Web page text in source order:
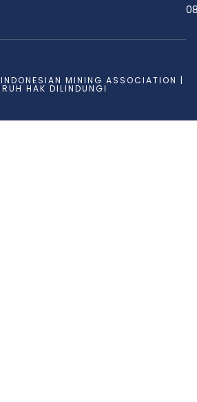
MINING ASSOCIATION |
HAK DILINDUNGI